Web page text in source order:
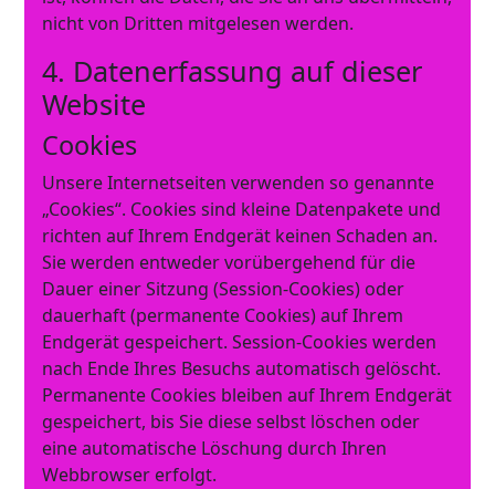
nicht von Dritten mitgelesen werden.
4. Datenerfassung auf dieser
Website
Cookies
Unsere Internetseiten verwenden so genannte
„Cookies“. Cookies sind kleine Datenpakete und
richten auf Ihrem Endgerät keinen Schaden an.
Sie werden entweder vorübergehend für die
Dauer einer Sitzung (Session-Cookies) oder
dauerhaft (permanente Cookies) auf Ihrem
Endgerät gespeichert. Session-Cookies werden
nach Ende Ihres Besuchs automatisch gelöscht.
Permanente Cookies bleiben auf Ihrem Endgerät
gespeichert, bis Sie diese selbst löschen oder
eine automatische Löschung durch Ihren
Webbrowser erfolgt.